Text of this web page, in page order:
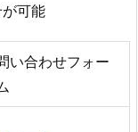
可能
い合わせフォー